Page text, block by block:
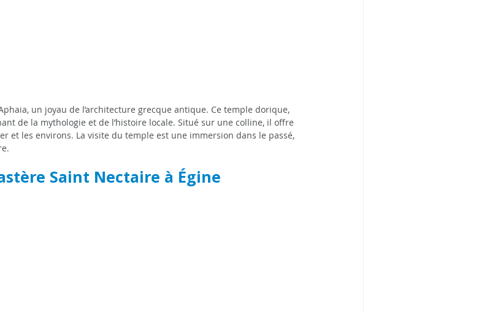
un joyau de l’architecture grecque antique. Ce temple dorique,
de la mythologie et de l’histoire locale. Situé sur une colline, il offre
et les environs. La visite du temple est une immersion dans le passé,
Saint Nectaire à Égine